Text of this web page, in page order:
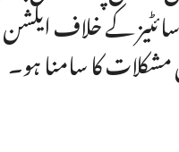
کے خلاف
کا سامنا ہو۔